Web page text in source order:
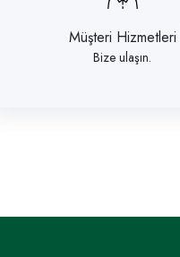
Müşteri Hizmetleri
Bize ulaşın.